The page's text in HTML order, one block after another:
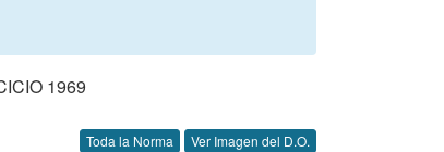
1969
Toda la Norma Ver Imagen del D.O.